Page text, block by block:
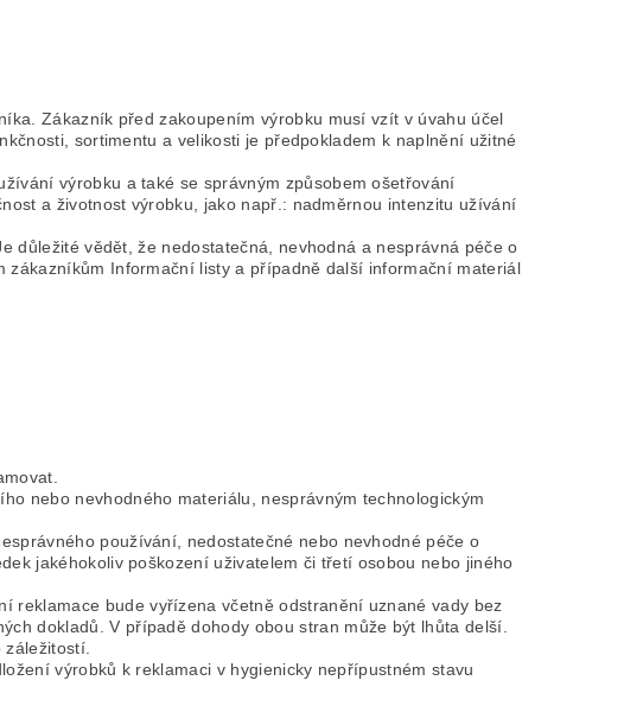
Zákazník před zakoupením výrobku musí vzít v úvahu účel
sortimentu a velikosti je předpokladem k naplnění užitné
výrobku a také se správným způsobem ošetřování
a životnost výrobku, jako např.: nadměrnou intenzitu užívání
důležité vědět, že nedostatečná, nevhodná a nesprávná péče o
zákazníkům Informační listy a případně další informační materiál
nebo nevhodného materiálu, nesprávným technologickým
používání, nedostatečné nebo nevhodné péče o
jakéhokoliv poškození uživatelem či třetí osobou nebo jiného
bude vyřízena včetně odstranění uznané vady bez
dokladů. V případě dohody obou stran může být lhůta delší.
výrobků k reklamaci v hygienicky nepřípustném stavu